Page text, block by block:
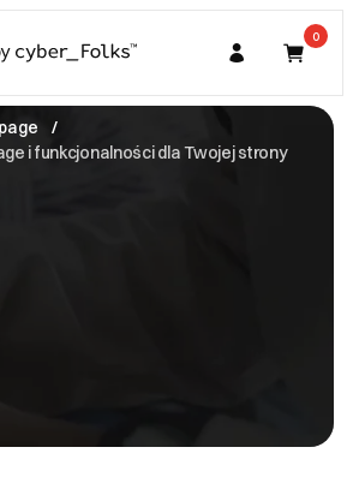
Kupujący
0
i funkcjonalności dla Twojej strony